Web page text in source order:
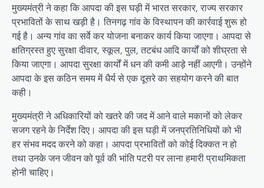
मुख्यमंत्री ने कहा कि आपदा की इस घड़ी में भारत सरकार, राज्य सरकार
प्रभावितों के साथ खड़ी है। तिनगढ़ गांव के विस्थापन की कार्रवाई शुरू हो
गई है। अन्य गांव का सर्वे कर योजना बनाकर कार्य किया जाएगा। आपदा से
क्षतिग्रस्त हुए सुरक्षा दीवार, स्कूल, पुल, तटबंध आदि कार्यों को शीघ्रता से
किया जाएगा। आपदा सुरक्षा कार्यों में धन की कमी आड़े नहीं आएगी। उन्होंने
आपदा के इस कठिन समय में धैर्य से एक दूसरे का सहयोग करने की बात
कही।
मुख्यमंत्री ने अधिकारियों को खतरे की जद में आने वाले मकानों को लेकर
सजग रहने के निर्देश दिए। आपदा की इस घड़ी में जनप्रतिनिधियों को भी
हर संभव मदद करने को कहा। आपदा प्रभावितों को कोई दिक्कत न हो
तथा उनके जन जीवन को पूर्व की भांति पटरी पर लाना हमारी प्राथमिकता
होनी चाहिए।